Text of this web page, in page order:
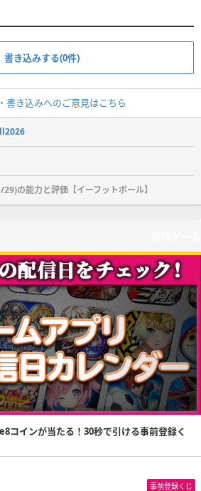
書き込みする(0件)
書き込みへのご意見はこちら
の能力と評価【イーフットボール】
コインが当たる！30秒で引ける事前登録く
事前登録くじ